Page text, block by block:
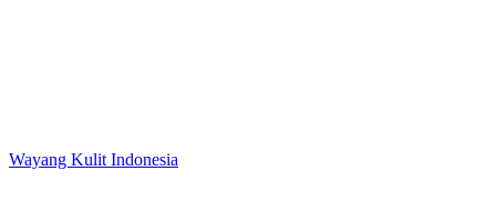
Wayang Kulit Indonesia